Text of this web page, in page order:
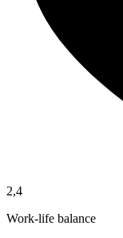
2,4
Work-life balance